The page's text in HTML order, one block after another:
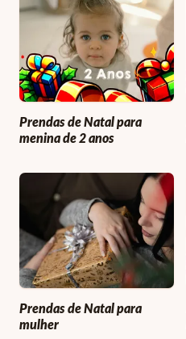
Prendas de Natal para
menina de 2 anos
Prendas de Natal para
mulher